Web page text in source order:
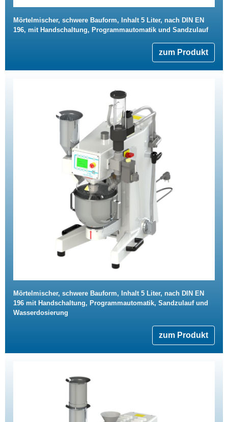
Mörtelmischer, schwere Bauform, Inhalt 5 Liter, nach DIN EN
196, mit Handschaltung, Programmautomatik und Sandzulauf
zum Produkt
Mörtelmischer, schwere Bauform, Inhalt 5 Liter, nach DIN EN
196 mit Handschaltung, Programmautomatik, Sandzulauf und
Wasserdosierung
zum Produkt